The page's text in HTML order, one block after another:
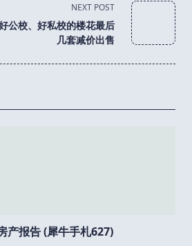
NEXT POST
公校、好私校的楼花最后
几套减价出售
产报告 (犀牛手札627)